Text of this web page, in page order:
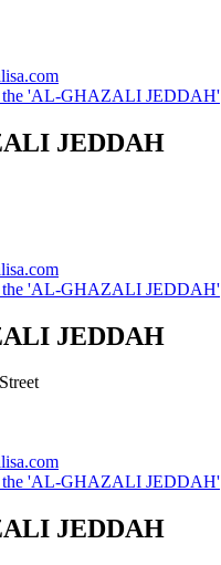
the 'AL-GHAZALI JEDDAH'
JEDDAH
the 'AL-GHAZALI JEDDAH'
JEDDAH
the 'AL-GHAZALI JEDDAH'
JEDDAH